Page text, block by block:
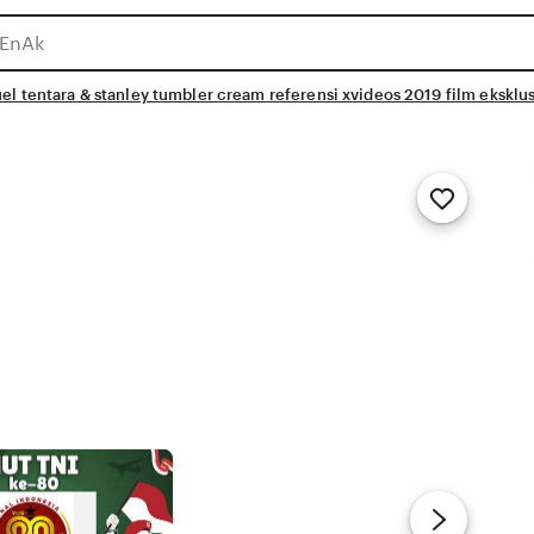
tentara & stanley tumbler cream referensi xvideos 2019 film
Add
to